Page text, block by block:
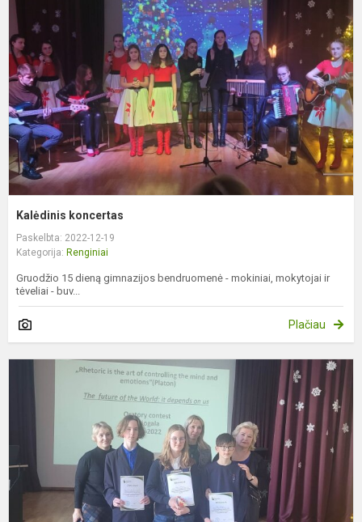
Kalėdinis koncertas
Paskelbta: 2022-12-19
Kategorija: Renginiai
Gruodžio 15 dieną gimnazijos bendruomenė - mokiniai, mokytojai ir
tėveliai - buv...
Plačiau